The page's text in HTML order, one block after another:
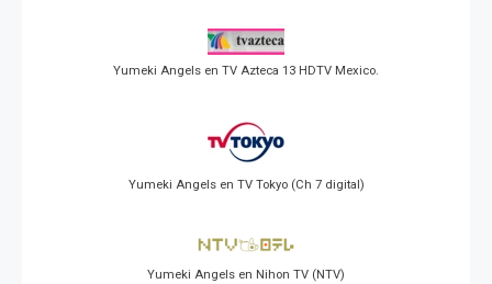
Yumeki Angels en TV Azteca 13 HDTV Mexico.
Yumeki Angels en TV Tokyo (Ch 7 digital)
Yumeki Angels en Nihon TV (NTV)